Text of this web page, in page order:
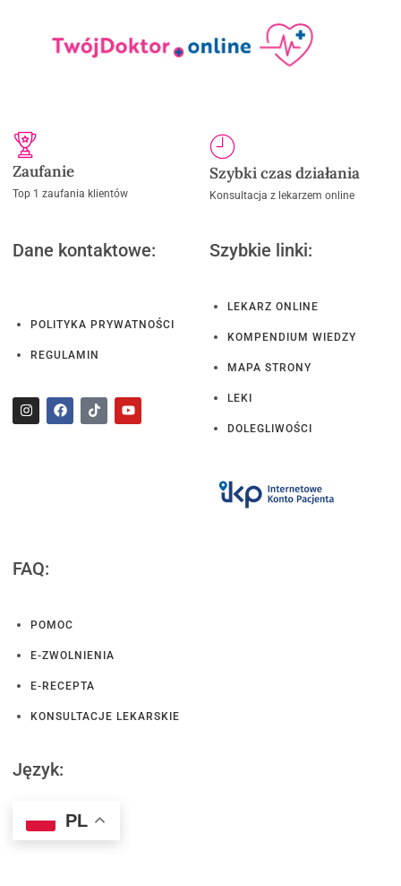
Zaufanie
Top 1 zaufania klientów
Szybki czas działania
Konsultacja z lekarzem online
Dane kontaktowe:
POLITYKA PRYWATNOŚCI
REGULAMIN
Szybkie linki:
LEKARZ ONLINE
KOMPENDIUM WIEDZY
MAPA STRONY
LEKI
DOLEGLIWOŚCI
FAQ:
POMOC
E-ZWOLNIENIA
E-RECEPTA
KONSULTACJE LEKARSKIE
Język:
PL